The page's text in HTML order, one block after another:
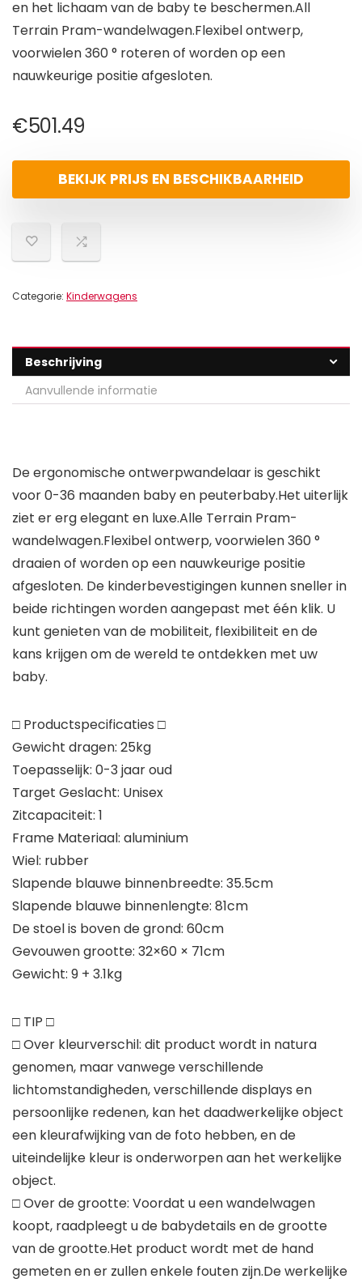
en het lichaam van de baby te beschermen.All
Terrain Pram-wandelwagen.Flexibel ontwerp,
voorwielen 360 ° roteren of worden op een
nauwkeurige positie afgesloten.
€501.49
BEKIJK PRIJS EN BESCHIKBAARHEID
Categorie: Kinderwagens
Beschrijving
Aanvullende informatie
De ergonomische ontwerpwandelaar is geschikt
voor 0-36 maanden baby en peuterbaby.Het uiterlijk
ziet er erg elegant en luxe.Alle Terrain Pram-
wandelwagen.Flexibel ontwerp, voorwielen 360 °
draaien of worden op een nauwkeurige positie
afgesloten. De kinderbevestigingen kunnen sneller in
beide richtingen worden aangepast met één klik. U
kunt genieten van de mobiliteit, flexibiliteit en de
kans krijgen om de wereld te ontdekken met uw
baby.
□ Productspecificaties □
Gewicht dragen: 25kg
Toepasselijk: 0-3 jaar oud
Target Geslacht: Unisex
Zitcapaciteit: 1
Frame Materiaal: aluminium
Wiel: rubber
Slapende blauwe binnenbreedte: 35.5cm
Slapende blauwe binnenlengte: 81cm
De stoel is boven de grond: 60cm
Gevouwen grootte: 32×60 × 71cm
Gewicht: 9 + 3.1kg
□ TIP □
□ Over kleurverschil: dit product wordt in natura
genomen, maar vanwege verschillende
lichtomstandigheden, verschillende displays en
persoonlijke redenen, kan het daadwerkelijke object
een kleurafwijking van de foto hebben, en de
uiteindelijke kleur is onderworpen aan het werkelijke
object.
□ Over de grootte: Voordat u een wandelwagen
koopt, raadpleegt u de babydetails en de grootte
van de grootte.Het product wordt met de hand
gemeten en er zullen enkele fouten zijn.De werkelijke